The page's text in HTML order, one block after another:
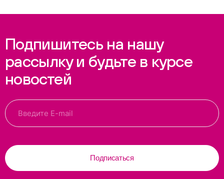
Подпишитесь на нашу
рассылку и будьте в курсе
новостей
Подписаться